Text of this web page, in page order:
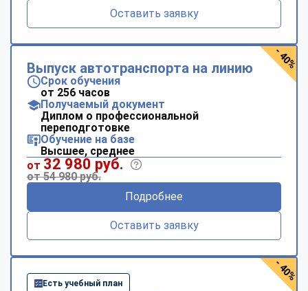
Оставить заявку
Выпуск автотранспорта на линию
Срок обучения
от 256 часов
Получаемый документ
Диплом о профессиональной
переподготовке
Обучение на базе
Высшее, среднее
от 32 980 руб.
от 54 980 руб.
Подробнее
Оставить заявку
- 40%
Есть учебный план
- 40%